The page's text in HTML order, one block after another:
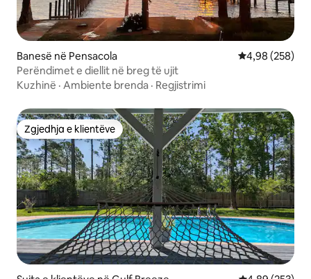
Banesë në Pensacola Vlerësimi
4,98 (258)
Perëndimet e diellit në breg të ujit
Kuzhinë · Ambiente brenda · Regjistrimi
Zgjedhja e klientëve
Zgjedhja e klientëve